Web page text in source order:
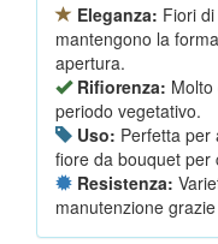
Eleganza: Fiori
mantengono la
apertura.
Rifiorenza:
periodo vegetativo.
Uso: Perfetta per
fiore da bouquet per
Resistenza:
manutenzione